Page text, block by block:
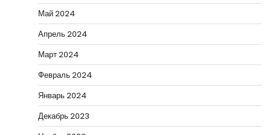
Май 2024
Апрель 2024
Март 2024
Февраль 2024
Январь 2024
Декабрь 2023